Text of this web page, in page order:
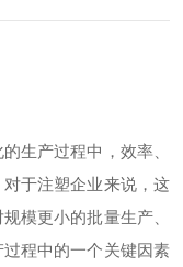
生产过程中，效率、
于注塑企业来说，这
模更小的批量生产、
程中的一个关键因素